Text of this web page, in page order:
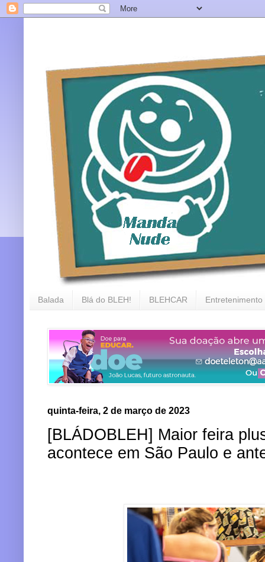
Balada Blá do BLEH! BLEHCAR Entretenimento
quinta-feira, 2 de março de 2023
[BLÁDOBLEH] Maior feira
acontece em São Paulo e